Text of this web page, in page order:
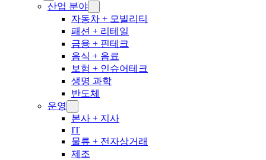
산업 분야
자동차 + 모빌리티
패션 + 리테일
금융 + 핀테크
음식 + 음료
보험 + 인슈어테크
생명 과학
반도체
운영
본사 + 지사
IT
물류 + 전자상거래
제조